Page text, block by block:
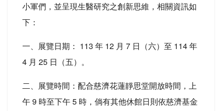
小軍們，並呈現生醫研究之創新思維，相關資訊如
下：
一、展覽日期： 113 年 12 月 7 日（六）至 114 年
4 月 25 日（五）。
二、展覽時間：配合慈濟花蓮靜思堂開放時間，上
午 9 時至下午 5 時，倘有其他休館日則依慈濟基金